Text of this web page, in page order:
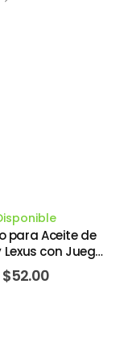
para Aceite de
con Juego
Piezas. CTA -
DREYCO
$52.00